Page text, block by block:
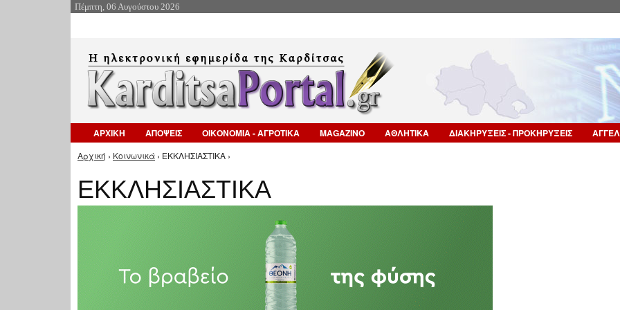
Πέμπτη, 06 Αυγούστου 2026
ΑΡΧΙΚΗ ΑΠΟΨΕΙΣ ΟΙΚΟΝΟΜΙΑ - ΑΓΡΟΤΙΚΑ MAGAZINO ΑΘΛΗΤΙΚΑ ΔΙΑΚΗΡΥΞΕΙΣ - ΠΡΟΚΗΡΥΞΕΙΣ
Είστε εδώ
Αρχική › Κοινωνικά › ΕΚΚΛΗΣΙΑΣΤΙΚΑ ›
ΕΚΚΛΗΣΙΑΣΤΙΚΑ